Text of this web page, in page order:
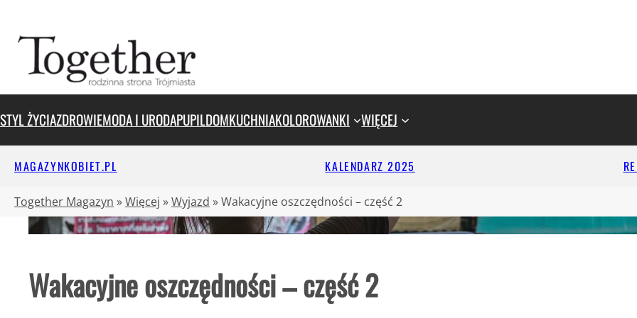
treści
STYL ŻYCIAZDROWIEMODA I URODAPUPILDOMKUCHNIAKOLOROWANKI WIĘCEJ
MAGAZYNKOBIET.PL KALENDARZ 2025
Together Magazyn »Więcej »Wyjazd »Wakacyjne oszczędności – część 2
Wakacyjne oszczędności – część 2